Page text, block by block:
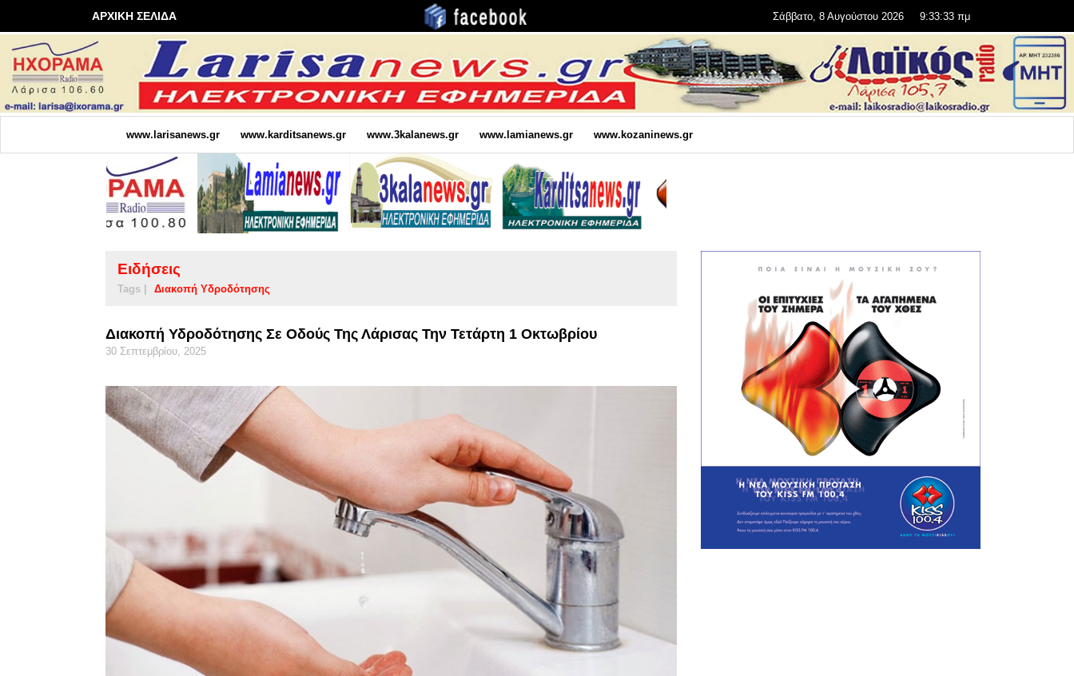
ΑΡΧΙΚΗ ΣΕΛΙΔΑ Σάββατο, 8 Αυγούστου 2026 9:33:33 πμ
www.larisanews.gr www.karditsanews.gr www.3kalanews.gr www.lamianews.gr www.kozaninews.gr
Ειδήσεις
Tags | Διακοπή Υδροδότησης
Διακοπή Υδροδότησης Σε Οδούς Της Λάρισας Την Τετάρτη 1 Οκτωβρίου
30 Σεπτεμβρίου, 2025